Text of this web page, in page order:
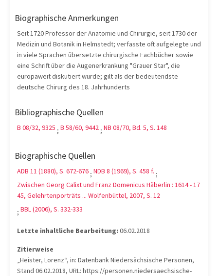
Biographische Anmerkungen
Seit 1720 Professor der Anatomie und Chirurgie, seit 1730 der
Medizin und Botanik in Helmstedt; verfasste oft aufgelegte und
in viele Sprachen übersetzte chirurgische Fachbücher sowie
eine Schrift über die Augenerkrankung "Grauer Star", die
europaweit diskutiert wurde; gilt als der bedeutendste
deutsche Chirurg des 18. Jahrhunderts
Bibliographische Quellen
B 08/32, 9325 ; B 58/60, 9442 ; NB 08/70, Bd. 5, S. 148
Biographische Quellen
ADB 11 (1880), S. 672-676 ; NDB 8 (1969), S. 458 f. ;
Zwischen Georg Calixt und Franz Domenicus Häberlin : 1614 - 17
45, Gelehrtenporträts ... Wolfenbüttel, 2007, S. 12
; BBL (2006), S. 332-333
Letzte inhaltliche Bearbeitung: 06.02.2018
Zitierweise
„Heister, Lorenz“, in: Datenbank Niedersächsische Personen,
Stand 06.02.2018, URL: https://personen.niedersaechsische-